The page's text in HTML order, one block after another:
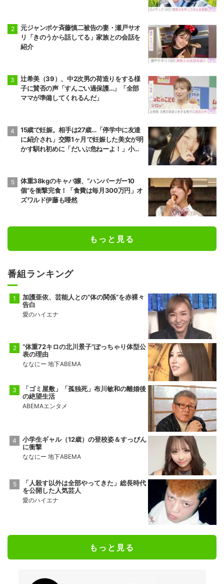
元ジャンポケ斉藤慎二被告の妻・瀬戸サオ
リ「きのうから話してる」家族との会話を
紹介
辻希美（39）、中2次男の荷造りをする様
子に賛否の声「すんごい過保護…」「全部
ママが準備してくれるんだ」
15歳で妊娠。相手は27歳…「停学中に友達
に紹介され」交際1ヶ月で妊娠した美女が明
かす馴れ初めに「だいぶ危ねーよ！」小森
体重38kgのキャバ嬢、“ハンバーガー10
個”を衝撃完食！「食費は毎月300万円」オ
ズワルド伊藤も唖然
もっと見る
番組ランキング
加護亜依、芸能人との“体の関係”を赤裸々
告白
愛のハイエナ
“体重72キロの北川景子”ぽっちゃり体型公
表の理由
ななにー 地下ABEMA
「ゴミ屋敷」「孤独死」布川敏和の離婚後
の絶望生活
ABEMAエンタメ
小学生ギャル（12歳）の登校姿＆すっぴん
に衝撃
ななにー 地下ABEMA
「人殺す以外は全部やってきた」総長時代
を公開した人気芸人
愛のハイエナ
もっと見る